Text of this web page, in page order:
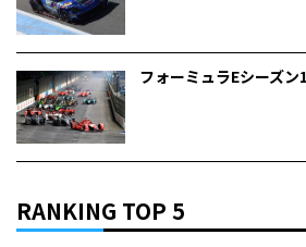
フォーミュラEシーズン
RANKING TOP 5